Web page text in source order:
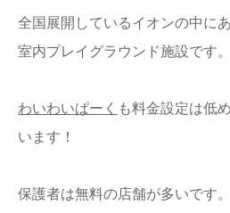
全国展開しているイオンの中に
室内プレイグラウンド施設です。
わいわいぱーく も料金設定は低
います！
保護者は無料の店舗が多いです。